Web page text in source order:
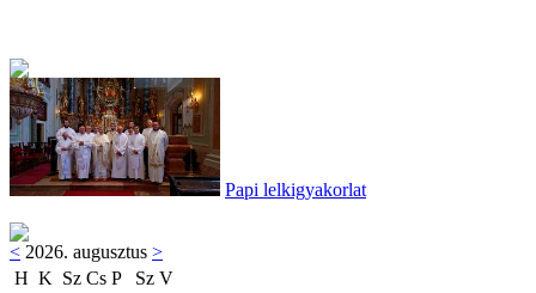
Papi lelkigyakorlat
< 2026. augusztus >
H K Sz Cs P Sz V